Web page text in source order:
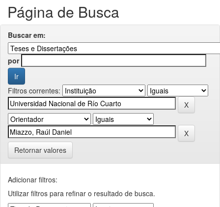
Página de Busca
Buscar em:
por
Filtros correntes:
Retornar valores
Adicionar filtros:
Utilizar filtros para refinar o resultado de busca.